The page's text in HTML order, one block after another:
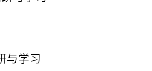
与学习